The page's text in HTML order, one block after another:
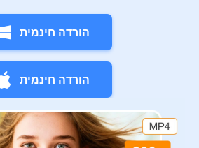
הורדה חינמית
הורדה חינמית